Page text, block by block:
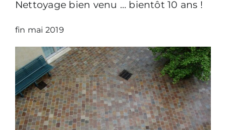
Notre vie
Informations pratiques
Nous écrire
Nettoyage bien venu … bientôt 10 ans !
fin mai 2019